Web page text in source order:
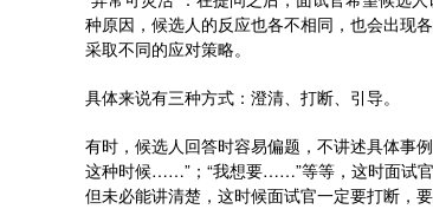
种原因，候选人的反应也各不相同，也会出现
采取不同的应对策略。
具体来说有三种方式：澄清、打断、引导。
有时，候选人回答时容易偏题，不讲述具体事
这种时候……”；“我想要……”等等，这时面试官
但未必能讲清楚，这时候面试官一定要打断，